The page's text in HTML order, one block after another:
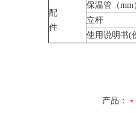
配
件
保温管（mm
立杆
使用说明书(
产品：